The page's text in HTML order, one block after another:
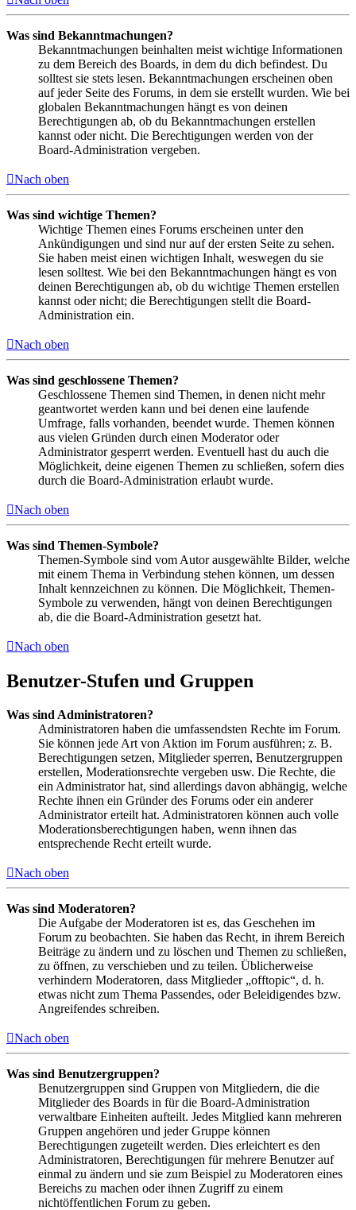
Was sind Bekanntmachungen?
Bekanntmachungen beinhalten meist wichtige Informationen
zu dem Bereich des Boards, in dem du dich befindest. Du
solltest sie stets lesen. Bekanntmachungen erscheinen oben
auf jeder Seite des Forums, in dem sie erstellt wurden. Wie bei
globalen Bekanntmachungen hängt es von deinen
Berechtigungen ab, ob du Bekanntmachungen erstellen
kannst oder nicht. Die Berechtigungen werden von der
Board-Administration vergeben.
Nach oben
Was sind wichtige Themen?
Wichtige Themen eines Forums erscheinen unter den
Ankündigungen und sind nur auf der ersten Seite zu sehen.
Sie haben meist einen wichtigen Inhalt, weswegen du sie
lesen solltest. Wie bei den Bekanntmachungen hängt es von
deinen Berechtigungen ab, ob du wichtige Themen erstellen
kannst oder nicht; die Berechtigungen stellt die Board-
Administration ein.
Nach oben
Was sind geschlossene Themen?
Geschlossene Themen sind Themen, in denen nicht mehr
geantwortet werden kann und bei denen eine laufende
Umfrage, falls vorhanden, beendet wurde. Themen können
aus vielen Gründen durch einen Moderator oder
Administrator gesperrt werden. Eventuell hast du auch die
Möglichkeit, deine eigenen Themen zu schließen, sofern dies
durch die Board-Administration erlaubt wurde.
Nach oben
Was sind Themen-Symbole?
Themen-Symbole sind vom Autor ausgewählte Bilder, welche
mit einem Thema in Verbindung stehen können, um dessen
Inhalt kennzeichnen zu können. Die Möglichkeit, Themen-
Symbole zu verwenden, hängt von deinen Berechtigungen
ab, die die Board-Administration gesetzt hat.
Nach oben
Benutzer-Stufen und Gruppen
Was sind Administratoren?
Administratoren haben die umfassendsten Rechte im Forum.
Sie können jede Art von Aktion im Forum ausführen; z. B.
Berechtigungen setzen, Mitglieder sperren, Benutzergruppen
erstellen, Moderationsrechte vergeben usw. Die Rechte, die
ein Administrator hat, sind allerdings davon abhängig, welche
Rechte ihnen ein Gründer des Forums oder ein anderer
Administrator erteilt hat. Administratoren können auch volle
Moderationsberechtigungen haben, wenn ihnen das
entsprechende Recht erteilt wurde.
Nach oben
Was sind Moderatoren?
Die Aufgabe der Moderatoren ist es, das Geschehen im
Forum zu beobachten. Sie haben das Recht, in ihrem Bereich
Beiträge zu ändern und zu löschen und Themen zu schließen,
zu öffnen, zu verschieben und zu teilen. Üblicherweise
verhindern Moderatoren, dass Mitglieder „offtopic“, d. h.
etwas nicht zum Thema Passendes, oder Beleidigendes bzw.
Angreifendes schreiben.
Nach oben
Was sind Benutzergruppen?
Benutzergruppen sind Gruppen von Mitgliedern, die die
Mitglieder des Boards in für die Board-Administration
verwaltbare Einheiten aufteilt. Jedes Mitglied kann mehreren
Gruppen angehören und jeder Gruppe können
Berechtigungen zugeteilt werden. Dies erleichtert es den
Administratoren, Berechtigungen für mehrere Benutzer auf
einmal zu ändern und sie zum Beispiel zu Moderatoren eines
Bereichs zu machen oder ihnen Zugriff zu einem
nichtöffentlichen Forum zu geben.